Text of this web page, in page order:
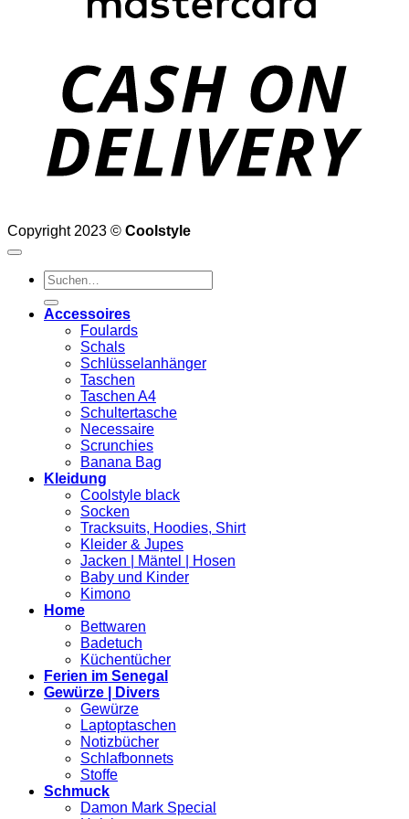
Copyright 2023 © Coolstyle
Suchen
nach:
Accessoires
Foulards
Schals
Schlüsselanhänger
Taschen
Taschen A4
Schultertasche
Necessaire
Scrunchies
Banana Bag
Kleidung
Coolstyle black
Socken
Tracksuits, Hoodies, Shirt
Kleider & Jupes
Jacken | Mäntel | Hosen
Baby und Kinder
Kimono
Home
Bettwaren
Badetuch
Küchentücher
Ferien im Senegal
Gewürze | Divers
Gewürze
Laptoptaschen
Notizbücher
Schlafbonnets
Stoffe
Schmuck
Damon Mark Special